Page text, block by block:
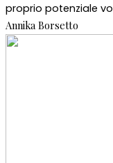
proprio potenziale
Annika Borsetto